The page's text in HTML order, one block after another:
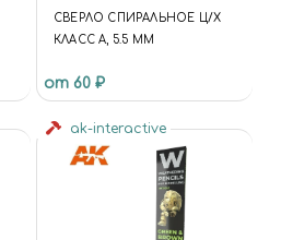
СВЕРЛО СПИРАЛЬНОЕ Ц/Х
КЛАСС А, 5.5 ММ
от 60 ₽
ak-interactive